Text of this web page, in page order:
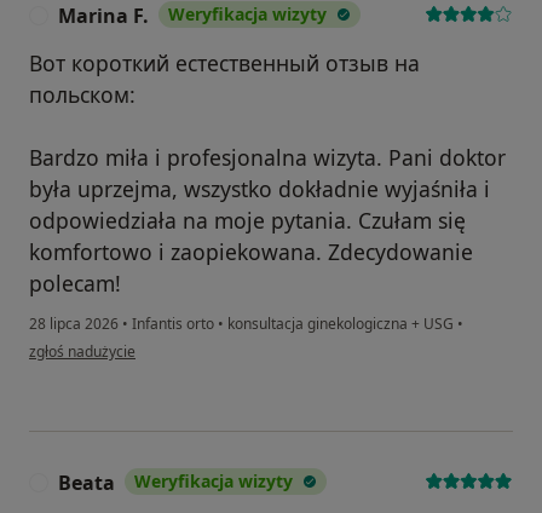
Marina F. Weryfikacja wizyty
Вот короткий естественный отзыв на
польском:
Bardzo miła i profesjonalna wizyta. Pani doktor
była uprzejma, wszystko dokładnie wyjaśniła i
odpowiedziała na moje pytania. Czułam się
komfortowo i zaopiekowana. Zdecydowanie
polecam!
28 lipca 2026 • Infantis orto • konsultacja ginekologiczna + USG •
w opinii użytkownika Marina F.
zgłoś nadużycie
Beata Weryfikacja wizyty